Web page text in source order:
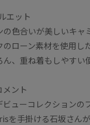
エット
色合いが美しいキャ
ローン素材を使用し
、重ね着もしやすい
ント
ューコレクションの
を手掛ける石坂さん